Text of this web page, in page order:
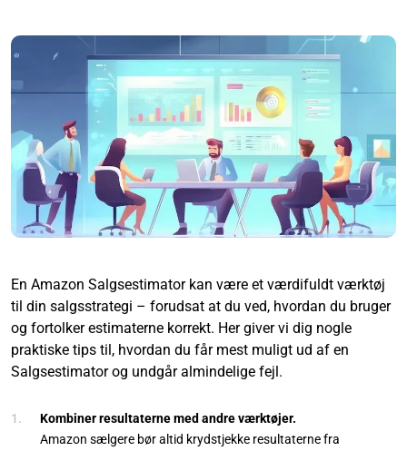
En Amazon Salgsestimator kan være et værdifuldt værktøj
til din salgsstrategi – forudsat at du ved, hvordan du bruger
og fortolker estimaterne korrekt. Her giver vi dig nogle
praktiske tips til, hvordan du får mest muligt ud af en
Salgsestimator og undgår almindelige fejl.
Kombiner resultaterne med andre værktøjer.
Amazon sælgere bør altid krydstjekke resultaterne fra